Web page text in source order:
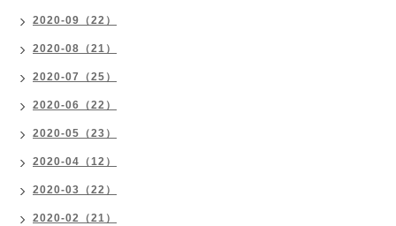
2020-09（22）
2020-08（21）
2020-07（25）
2020-06（22）
2020-05（23）
2020-04（12）
2020-03（22）
2020-02（21）